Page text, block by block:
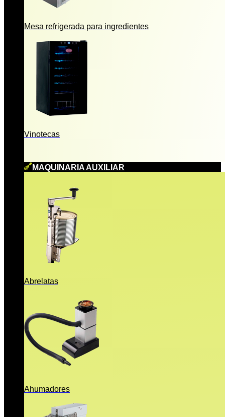
Mesa refrigerada para ingredientes
Vinotecas
MAQUINARIA AUXILIAR
Abrelatas
Ahumadores